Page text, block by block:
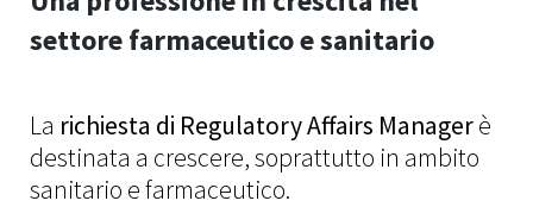
settore farmaceutico e sanitario
La richiesta di Regulatory Affairs Managerè
destinata a crescere, soprattutto in ambito
sanitario e farmaceutico.